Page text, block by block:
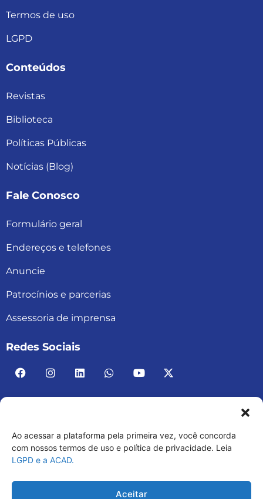
Ao acessar a plataforma pela primeira vez, você concorda
com nossos termos de uso e política de privacidade. Leia
LGPD e a ACAD.
Aceitar
Termos de uso
LGPD
Conteúdos
Revistas
Biblioteca
Políticas Públicas
Notícias (Blog)
Fale Conosco
Formulário geral
Endereços e telefones
Anuncie
Patrocínios e parcerias
Assessoria de imprensa
Redes Sociais
ACAD BRASIL – ASSOCIAÇÃO BRASILEIRA DE